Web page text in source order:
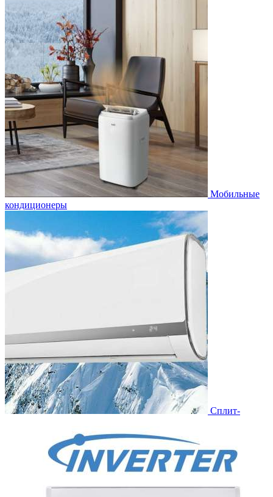
Мобильные
кондиционеры
Сплит-